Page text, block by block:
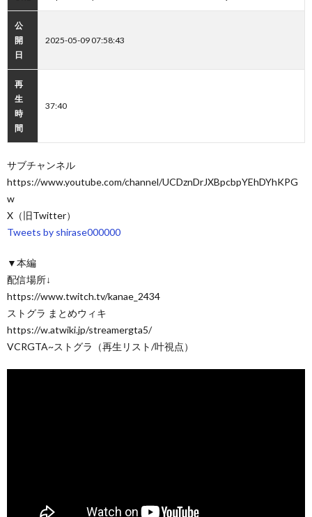
公
開
日
2025-05-09 07:58:43
再
生
時
間
37:40
サブチャンネル
https://www.youtube.com/channel/UCDznDrJXBpcbpYEhDYhKPG
w
X（旧Twitter）
Tweets by shirase000000
▼本編
配信場所↓
https://www.twitch.tv/kanae_2434
ストグラ まとめウィキ
https://w.atwiki.jp/streamergta5/
VCRGTA~ストグラ（再生リスト/叶視点）